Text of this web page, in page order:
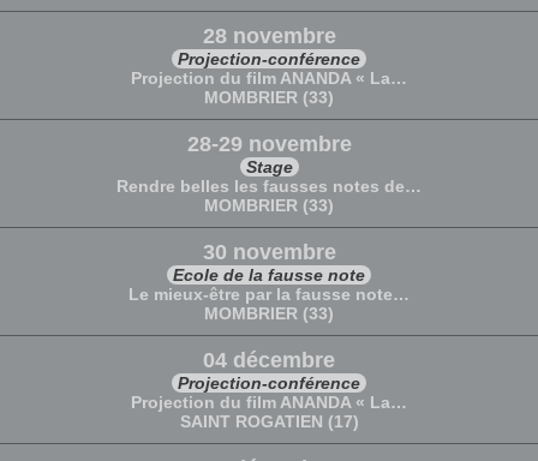
28 novembre
Projection-conférence
Projection du film ANANDA « La…
MOMBRIER (33)
28-29 novembre
Stage
Rendre belles les fausses notes de…
MOMBRIER (33)
30 novembre
Ecole de la fausse note
Le mieux-être par la fausse note…
MOMBRIER (33)
04 décembre
Projection-conférence
Projection du film ANANDA « La…
SAINT ROGATIEN (17)